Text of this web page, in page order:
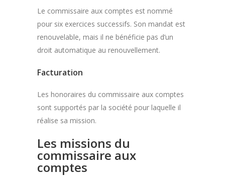
Le commissaire aux comptes est nommé
pour six exercices successifs. Son mandat est
renouvelable, mais il ne bénéficie pas d’un
droit automatique au renouvellement.
Facturation
Les honoraires du commissaire aux comptes
sont supportés par la société pour laquelle il
réalise sa mission.
Les missions du
commissaire aux
comptes